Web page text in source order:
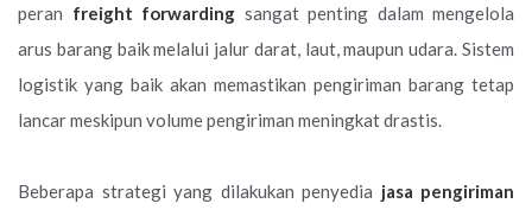
peran freight forwarding sangat penting dalam mengelola
arus barang baik melalui jalur darat, laut, maupun udara. Sistem
logistik yang baik akan memastikan pengiriman barang tetap
lancar meskipun volume pengiriman meningkat drastis.
Beberapa strategi yang dilakukan penyedia jasa pengiriman